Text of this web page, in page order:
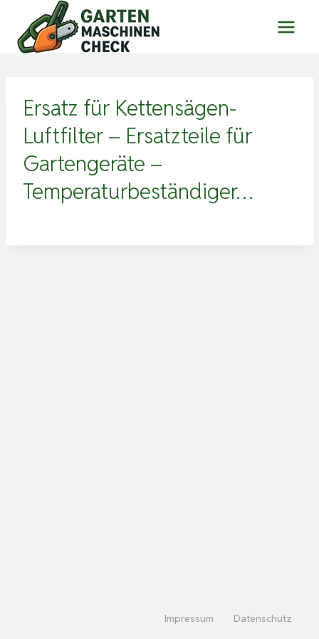
Inhalt
springen
Ersatz für Kettensägen-
Luftfilter – Ersatzteile für
Gartengeräte –
Temperaturbeständiger…
Impressum Datenschutz